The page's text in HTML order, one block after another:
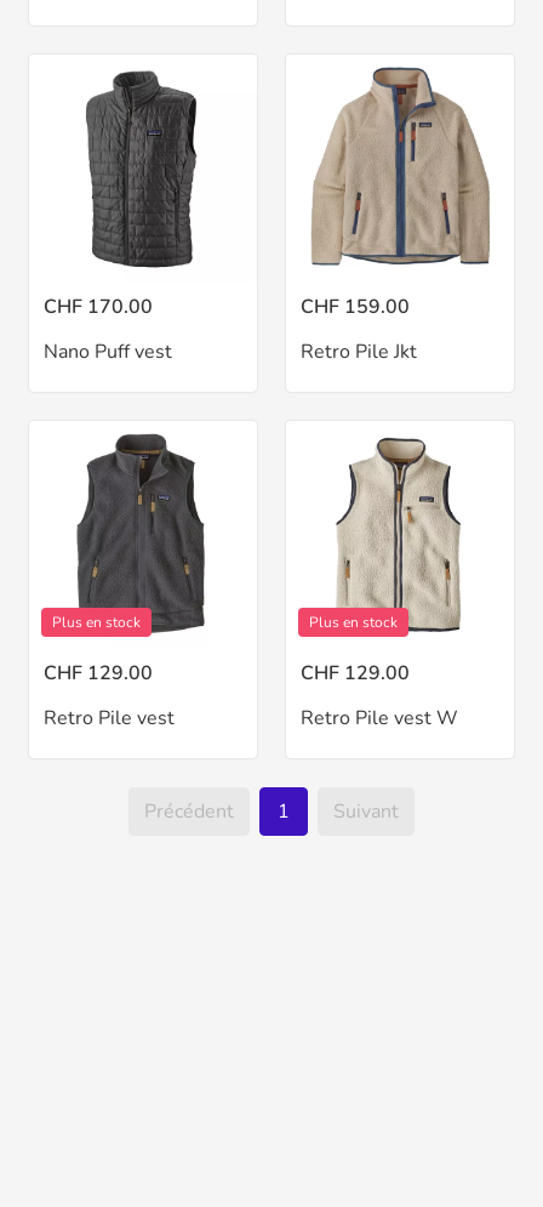
CHF 170.00
Nano Puff vest
CHF 159.00
Retro Pile Jkt
Plus en stock
CHF 129.00
Retro Pile vest
Plus en stock
CHF 129.00
Retro Pile vest W
Précédent 1 Suivant